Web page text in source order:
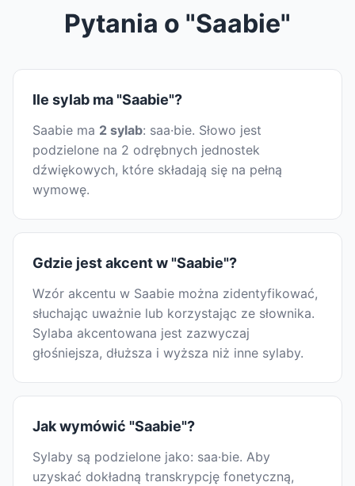
Pytania o "Saabie"
Ile sylab ma "Saabie"?
Saabie ma 2 sylab: saa·bie. Słowo jest
podzielone na 2 odrębnych jednostek
dźwiękowych, które składają się na pełną
wymowę.
Gdzie jest akcent w "Saabie"?
Wzór akcentu w Saabie można zidentyfikować,
słuchając uważnie lub korzystając ze słownika.
Sylaba akcentowana jest zazwyczaj
głośniejsza, dłuższa i wyższa niż inne sylaby.
Jak wymówić "Saabie"?
Sylaby są podzielone jako: saa·bie. Aby
uzyskać dokładną transkrypcję fonetyczną,